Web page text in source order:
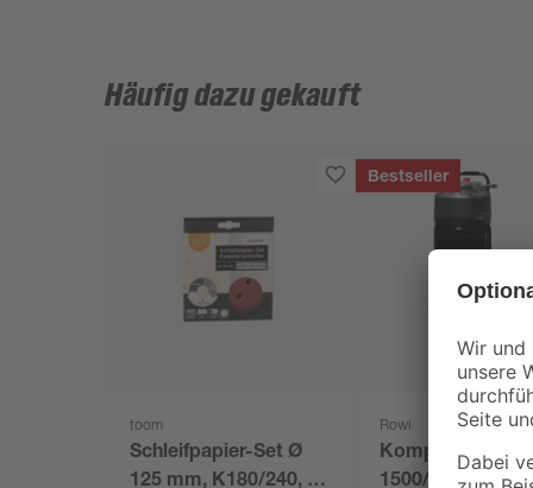
Häufig dazu gekauft
toom
Schleifpapier-Set Ø
125 mm, K180/240, 20
Bestseller
Rowi
Kompressor
1500/50/3 OF